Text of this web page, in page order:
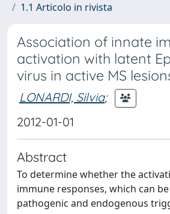
1.1 Articolo in rivista
Association of innate
activation with latent
virus in active MS
LONARDI, Silvia;
2012-01-01
Abstract
To determine whether the
immune responses, which can
pathogenic and endogenous